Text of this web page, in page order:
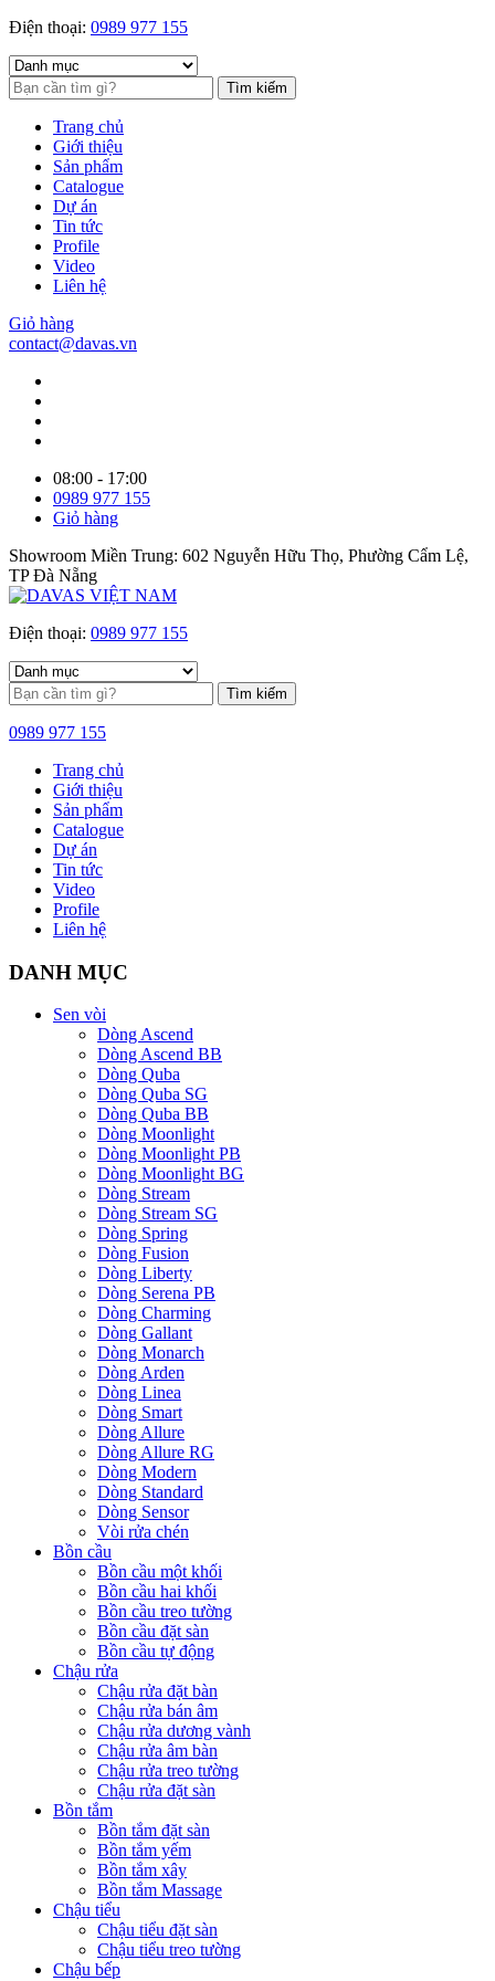
Điện thoại: 0989 977 155
Tìm kiếm
Trang chủ
Giới thiệu
Sản phẩm
Catalogue
Dự án
Tin tức
Profile
Video
Liên hệ
Giỏ hàng
contact@davas.vn
08:00 - 17:00
0989 977 155
Giỏ hàng
Showroom Miền Trung: 602 Nguyễn Hữu Thọ, Phường Cẩm Lệ,
TP Đà Nẵng
Điện thoại: 0989 977 155
Tìm kiếm
0989 977 155
Trang chủ
Giới thiệu
Sản phẩm
Catalogue
Dự án
Tin tức
Video
Profile
Liên hệ
DANH MỤC
Sen vòi
Dòng Ascend
Dòng Ascend BB
Dòng Quba
Dòng Quba SG
Dòng Quba BB
Dòng Moonlight
Dòng Moonlight PB
Dòng Moonlight BG
Dòng Stream
Dòng Stream SG
Dòng Spring
Dòng Fusion
Dòng Liberty
Dòng Serena PB
Dòng Charming
Dòng Gallant
Dòng Monarch
Dòng Arden
Dòng Linea
Dòng Smart
Dòng Allure
Dòng Allure RG
Dòng Modern
Dòng Standard
Dòng Sensor
Vòi rửa chén
Bồn cầu
Bồn cầu một khối
Bồn cầu hai khối
Bồn cầu treo tường
Bồn cầu đặt sàn
Bồn cầu tự động
Chậu rửa
Chậu rửa đặt bàn
Chậu rửa bán âm
Chậu rửa dương vành
Chậu rửa âm bàn
Chậu rửa treo tường
Chậu rửa đặt sàn
Bồn tắm
Bồn tắm đặt sàn
Bồn tắm yếm
Bồn tắm xây
Bồn tắm Massage
Chậu tiểu
Chậu tiểu đặt sàn
Chậu tiểu treo tường
Chậu bếp